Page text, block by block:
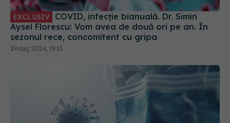
EXCLUSIV
Aysel Florescu: Vom avea de două ori pe an. În
sezonul rece, concomitent cu gripa
29 aug 2024, 19:13